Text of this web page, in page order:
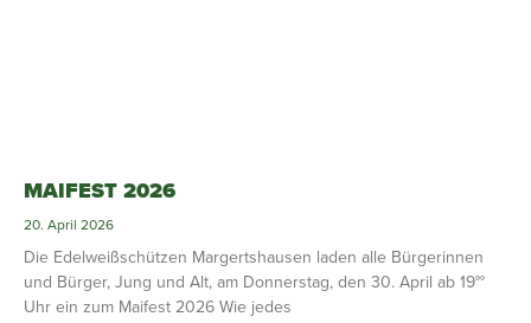
MAIFEST 2026
20. April 2026
Die Edelweißschützen Margertshausen laden alle Bürgerinnen
und Bürger, Jung und Alt, am Donnerstag, den 30. April ab 19°°
Uhr ein zum Maifest 2026 Wie jedes